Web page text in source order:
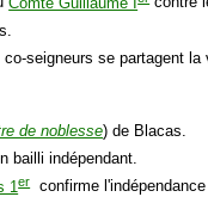
seigneurs se partagent la
de noblesse) de Blacas.
bailli indépendant.
1erconfirme